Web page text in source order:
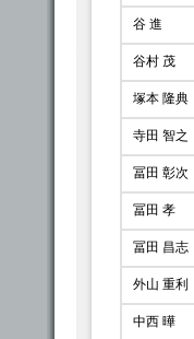
谷 進
谷村 茂
塚本 隆典
寺田 智之
冨田 彰次
冨田 孝
冨田 昌志
外山 重利
中西 曄